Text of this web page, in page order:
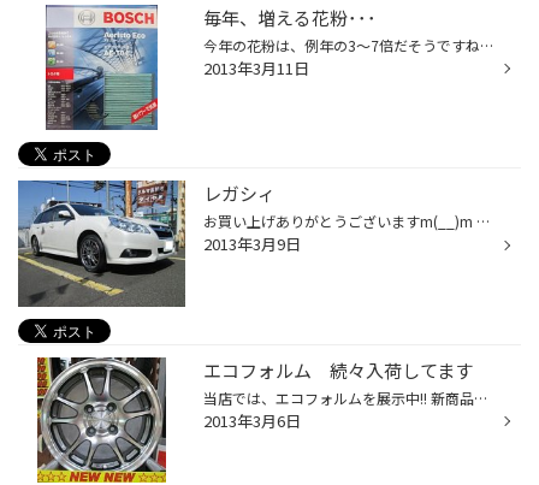
毎年、増える花粉･･･
今年の花粉は、例年の3～7倍だそうですね(＠_＠;) また、花粉が増えている(*_*) 鼻と目が辛い･･･(>_
2013年3月11日
レガシィ
お買い上げありがとうございますm(__)m DATA ホイール：エンケイ GTC01 サイズ：18×75 5/100 新車でした。 タイヤとのセットでご購入いただきました。 コンフォートタイヤ、レグノ GR-XTとのセットです。 インチアップ!! お車とのバランスがバッチリ(^^)b ナットは、エンケイ ジュラルミンをご使...
2013年3月9日
エコフォルム 続々入荷してます
当店では、エコフォルムを展示中!! 新商品のエコフォルム CRS10各色を展示しています。 黒いホイールをお探しの方におすすめは･･･ エコフォルム CRS101 白いホイールをお探しの方におすすめは･･･ エコフォルム CRS102 ご用意しています。 夏タイヤへの履き替えをする時に、軽量ホイールに交換しませ...
2013年3月6日